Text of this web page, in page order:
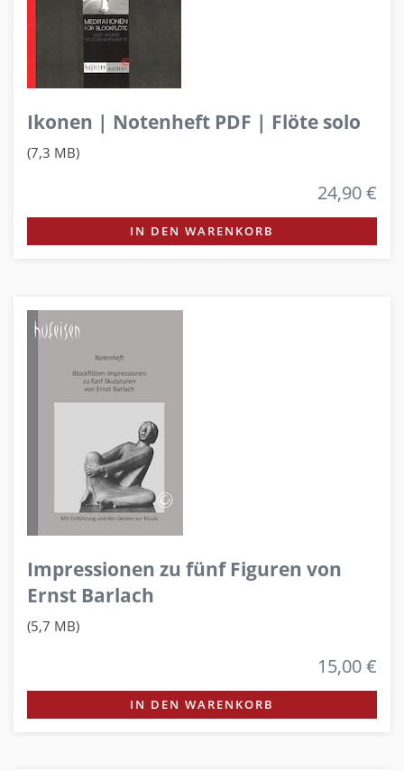
Ikonen | Notenheft PDF | Flöte solo
(7,3 MB)
24,90 €
IN DEN WARENKORB
Impressionen zu fünf Figuren von
Ernst Barlach
(5,7 MB)
15,00 €
IN DEN WARENKORB